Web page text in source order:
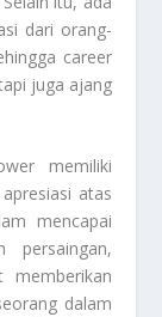
dari orang-
career
juga ajang
memiliki
atas
mencapai
persaingan,
memberikan
dalam